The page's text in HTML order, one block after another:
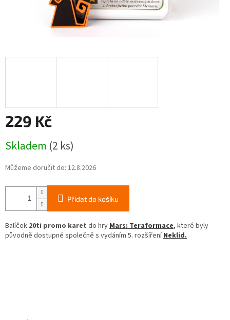
229 Kč
cena:
Skladem (2 ks)
Můžeme doručit do: 12.8.2026
Přidat do košíku
Balíček 20ti promo karet do hryMars: Teraformace, které byly
původně dostupné společně s vydáním 5. rozšířeníNeklid.